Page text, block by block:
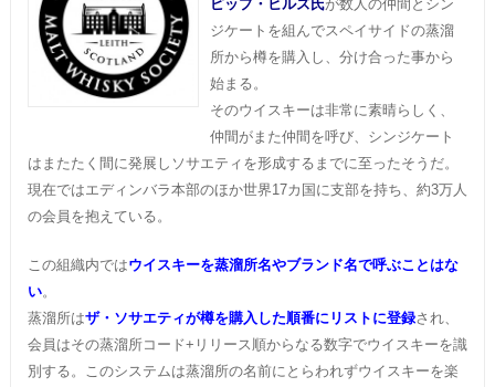
ピップ・ヒルズ氏が数人の仲間とシン
ジケートを組んでスペイサイドの蒸溜
所から樽を購入し、分け合った事から
始まる。
そのウイスキーは非常に素晴らしく、
仲間がまた仲間を呼び、シンジケート
はまたたく間に発展しソサエティを形成するまでに至ったそうだ。
現在ではエディンバラ本部のほか世界17カ国に支部を持ち、約3万人
の会員を抱えている。
この組織内ではウイスキーを蒸溜所名やブランド名で呼ぶことはな
い。
蒸溜所はザ・ソサエティが樽を購入した順番にリストに登録され、
会員はその蒸溜所コード+リリース順からなる数字でウイスキーを識
別する。このシステムは蒸溜所の名前にとらわれずウイスキーを楽